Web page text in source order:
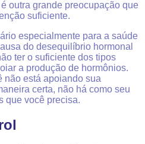
outra grande preocupação que
suficiente.
especialmente para a saúde
do desequilíbrio hormonal
ter o suficiente dos tipos
a produção de hormônios.
não está apoiando sua
certa, não há como seu
que você precisa.